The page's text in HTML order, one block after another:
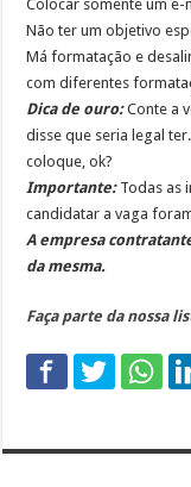
Colocar somente um e-
Não ter um objetivo
Má formatação e
com diferentes
Dica de ouro: Conte a
disse que seria legal
coloque, ok?
Importante:Todas as
candidatar a vaga
A empresa
da mesma.
Faça parte da nossa